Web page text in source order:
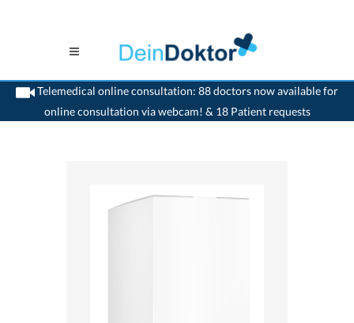
Telemedical online consultation: 88 doctors now available for
online consultation via webcam! & 18 Patient requests
>Home>medikamente-online>Mediaven, Mediaven forte (30 mg) Drossapharm